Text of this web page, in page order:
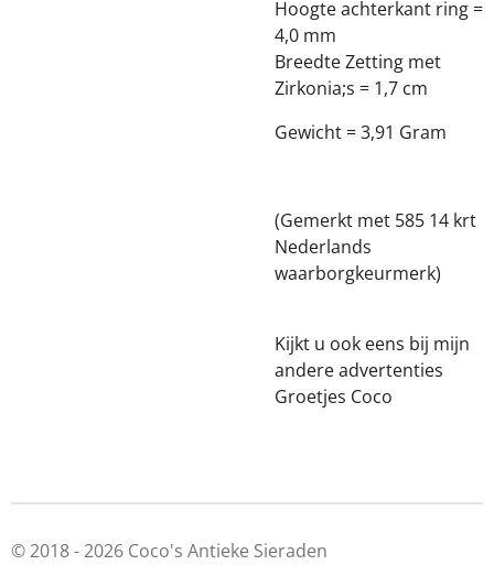
Hoogte achterkant ring =
4,0 mm
Breedte Zetting met
Zirkonia;s = 1,7 cm
Gewicht = 3,91 Gram
(Gemerkt met 585 14 krt
Nederlands
waarborgkeurmerk)
Kijkt u ook eens bij mijn
andere advertenties
Groetjes Coco
© 2018 - 2026 Coco's Antieke Sieraden